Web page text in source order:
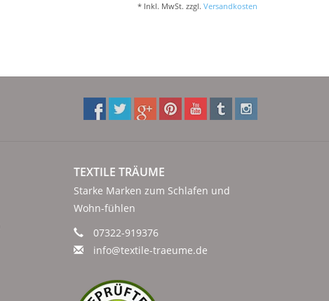
* Inkl. MwSt. zzgl. Versandkosten
TEXTILE TRÄUME
Starke Marken zum Schlafen und
Wohn-fühlen
07322-919376
info@textile-traeume.de